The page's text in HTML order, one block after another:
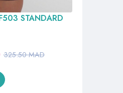
SIMPLE
STANDARD
325.50MAD